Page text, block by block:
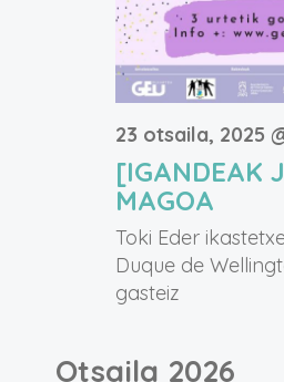
23 otsaila, 2025
[IGANDEAK
MAGOA
Toki Eder
Duque de
gasteiz
Otsaila 2026